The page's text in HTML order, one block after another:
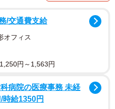
/交通費支給
オフィス
円～1,563円
病院の医療事務 未経
給1350円